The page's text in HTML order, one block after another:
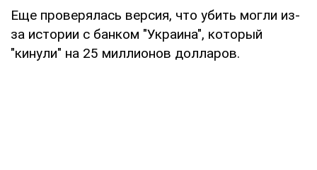
Еще проверялась версия, что убить могли из-
за истории с банком "Украина", который
"кинули" на 25 миллионов долларов.